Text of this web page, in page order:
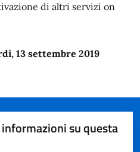
di altri servizi on
13 settembre 2019
su questa